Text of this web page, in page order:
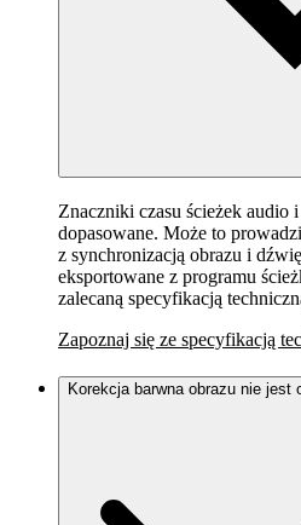
Znaczniki czasu ścieżek audio
dopasowane. Może to
z synchronizacją obrazu i
eksportowane z programu
zalecaną specyfikacją
Zapoznaj się ze specyfikacją
Korekcja barwna obrazu nie jest